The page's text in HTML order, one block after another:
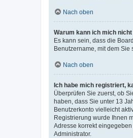
Nach oben
Warum kann ich mich
Es kann sein, dass die
Benutzername, mit dem
Nach oben
Ich habe mich registriert,
Überprüfen Sie zuerst, ob
haben, dass Sie unter 13
Benutzerkonto vielleicht
Registrierung wurde Ihnen
Adresse korrekt
Administrator.